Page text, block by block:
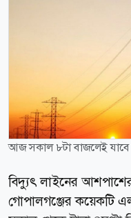
আজ সকাল ৮টা বাজলেই
বিদ্যুৎ লাইনের
গোপালগঞ্জের কয়েকটি